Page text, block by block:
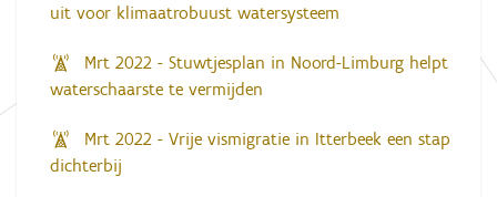
uit voor klimaatrobuust watersysteem
Mrt 2022 - Stuwtjesplan in Noord-Limburg helpt
waterschaarste te vermijden
Mrt 2022 - Vrije vismigratie in Itterbeek een stap
dichterbij